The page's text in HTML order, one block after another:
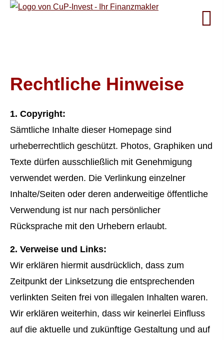
Rechtliche Hinweise
1. Copyright:
Sämtliche Inhalte dieser Homepage sind
urheberrechtlich geschützt. Photos, Graphiken und
Texte dürfen ausschließlich mit Genehmigung
verwendet werden. Die Verlinkung einzelner
Inhalte/Seiten oder deren anderweitige öffentliche
Verwendung ist nur nach persönlicher
Rücksprache mit den Urhebern erlaubt.
2. Verweise und Links:
Wir erklären hiermit ausdrücklich, dass zum
Zeitpunkt der Linksetzung die entsprechenden
verlinkten Seiten frei von illegalen Inhalten waren.
Wir erklären weiterhin, dass wir keinerlei Einfluss
auf die aktuelle und zukünftige Gestaltung und auf